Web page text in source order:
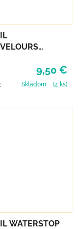
9,50 €
Skladom (4 ks)
WATERSTOP